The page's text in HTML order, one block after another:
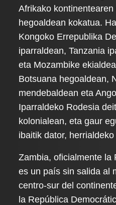
Afrikako
hegoaldean kokatua.
Kongoko Errepublika
iparraldean, Tanzania
eta Mozambike
Botsuana hegoaldean,
mendebaldean eta
Iparraldeko Rodesia
kolonialean, eta gaur
ibaitik dator,
Zambia, oficialmente la
es un país sin salida al
centro-sur del
la República